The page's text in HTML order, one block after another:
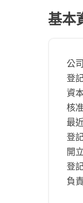
基本
公
登
資
核
最
登
開
登
負